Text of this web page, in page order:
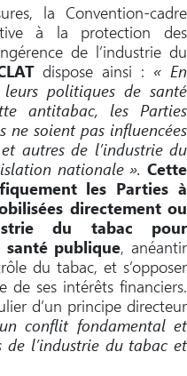
la Convention-cadre
à la protection des
de l’industrie du
dispose ainsi : « En
politiques de santé
antitabac, les Parties
ne soient pas influencées
autres de l’industrie du
nationale ». Cette
les Parties à
directement ou
du tabac pour
publique, anéantir
du tabac, et s’opposer
de ses intérêts financiers.
d’un principe directeur
conflit fondamental et
l’industrie du tabac et